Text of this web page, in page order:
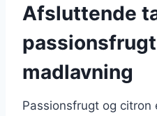
Afsluttende
madlavning
Passionsfrugt og citron